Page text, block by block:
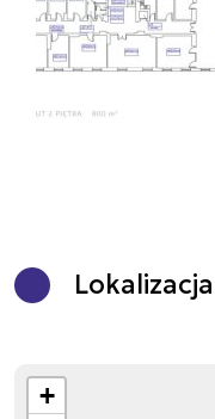
Lokalizacja
+